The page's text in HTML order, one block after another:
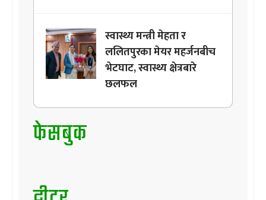
स्वास्थ्य मन्त्री मेहता र
ललितपुरका मेयर महर्जनबीच
भेटघाट, स्वास्थ्य क्षेत्रबारे
छलफल
फेसबुक